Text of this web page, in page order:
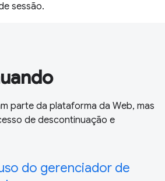
sessão.
parte da plataforma da Web, mas
de descontinuação e
do gerenciador de